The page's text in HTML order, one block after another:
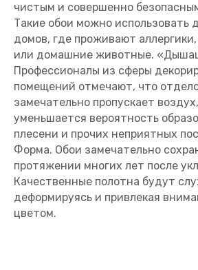
чистым и совершенно
Такие обои можно использовать
домов, где проживают
или домашние животные.
Профессионалы из сферы
помещений отмечают, что
замечательно пропускает
уменьшается вероятность
плесени и прочих неприятных
Форма. Обои замечательно
протяжении многих лет после
Качественные полотна будут
деформируясь и привлекая
цветом.